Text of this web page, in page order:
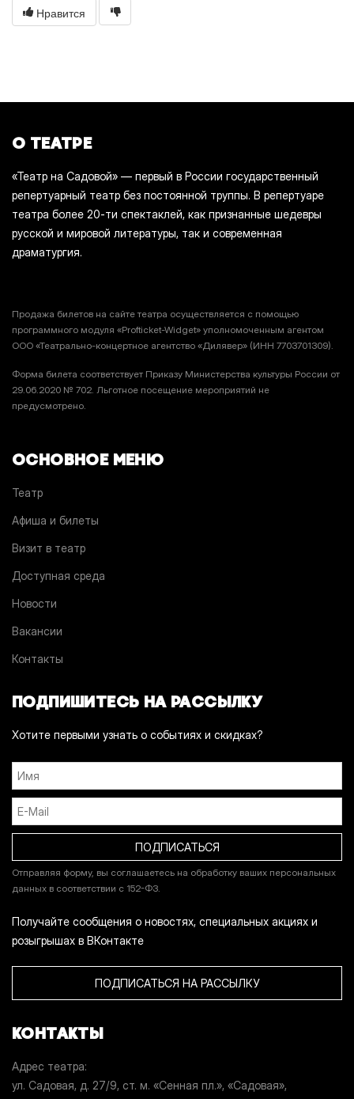
Нравится
О ТЕАТРЕ
«Театр на Садовой» — первый в России государственный
репертуарный театр без постоянной труппы. В репертуаре
театра более 20-ти спектаклей, как признанные шедевры
русской и мировой литературы, так и современная
драматургия.
Продажа билетов на сайте театра осуществляется с помощью
программного модуля «Profticket-Widget» уполномоченным агентом
ООО «Театрально-концертное агентство «Дилявер» (ИНН 7703701309).
Форма билета соответствует Приказу Министерства культуры России от
29.06.2020 № 702. Льготное посещение мероприятий не
предусмотрено.
ОСНОВНОЕ МЕНЮ
Театр
Афиша и билеты
Визит в театр
Доступная среда
Новости
Вакансии
Контакты
ПОДПИШИТЕСЬ НА РАССЫЛКУ
Хотите первыми узнать о событиях и скидках?
Отправляя форму, вы соглашаетесь на обработку ваших персональных
данных в соответствии с 152-ФЗ.
Получайте сообщения о новостях, специальных акциях и
розыгрышах в ВКонтакте
ПОДПИСАТЬСЯ НА РАССЫЛКУ
КОНТАКТЫ
Адрес театра
ул. Садовая, д. 27/9, ст. м. «Сенная пл.», «Садовая»,